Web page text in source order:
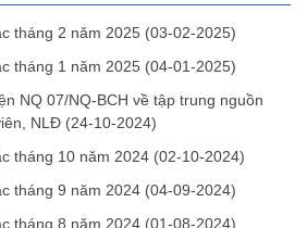
tháng 2 năm 2025 (03-02-2025)
tháng 1 năm 2025 (04-01-2025)
NQ 07/NQ-BCH về tập trung nguồn
NLĐ (24-10-2024)
tháng 10 năm 2024 (02-10-2024)
tháng 9 năm 2024 (04-09-2024)
tháng 8 năm 2024 (01-08-2024)